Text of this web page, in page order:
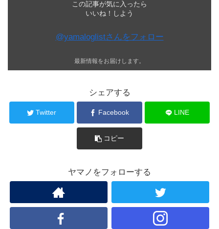
この記事が気に入ったら
いいね！しよう
@yamaloglistさんをフォロー
最新情報をお届けします。
シェアする
Twitter Facebook LINE
コピー
ヤマノをフォローする